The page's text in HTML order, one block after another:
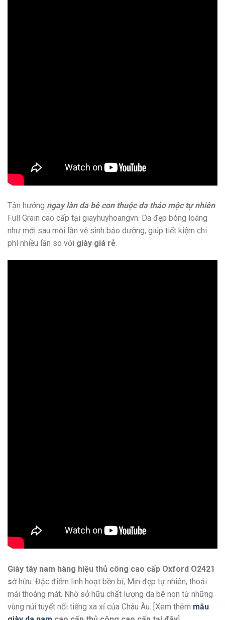
Tận hưởng ngay làn da bê con thuộc da thảo mộc tự nhiên
Full Grain cao cấp tại giayhuyhoangvn. Da đẹp bóng loáng
như mới sau mỗi lần vệ sinh bảo dưỡng, giúp tiết kiệm chi
phí nhiều lần so với giày giá rẻ.
Giày tây nam hàng hiệu thủ công cao cấp Oxford O2421
sở hữu: Đặc điểm linh hoạt bền bỉ, Mịn đẹp tự nhiên, thoải
mái thoáng mát. Nhờ sở hữu chất lượng da bê non từ những
vùng núi tuyết nổi tiếng xa xỉ của Châu Âu. [Xem thêm mẫu